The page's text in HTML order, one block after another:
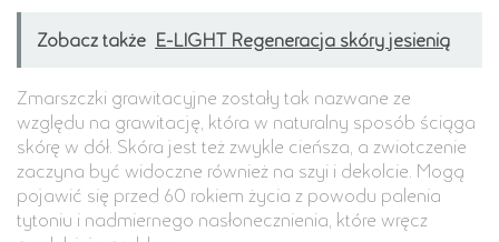
Zobacz także E-LIGHT Regeneracja skóry jesienią
Zmarszczki grawitacyjne zostały tak nazwane ze
względu na grawitację, która w naturalny sposób ściąga
skórę w dół. Skóra jest też zwykle cieńsza, a zwiotczenie
zaczyna być widoczne również na szyi i dekolcie. Mogą
pojawić się przed 60 rokiem życia z powodu palenia
tytoniu i nadmiernego nasłonecznienia, które wręcz